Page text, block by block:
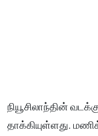
நியூசிலாந்தின்
தாக்கியுள்ளது.